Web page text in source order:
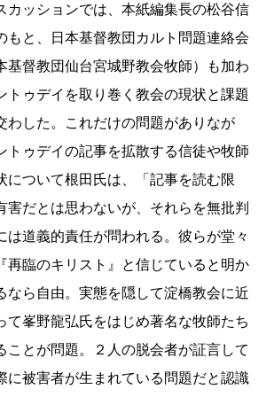
カッションでは、本紙編集長の松谷信
もと、日本基督教団カルト問題連絡会
基督教団仙台宮城野教会牧師）も加わ
トゥデイを取り巻く教会の現状と課題
わした。これだけの問題がありなが
トゥデイの記事を拡散する信徒や牧師
について根田氏は、「記事を読む限
害だとは思わないが、それらを無批判
は道義的責任が問われる。彼らが堂々
再臨のキリスト』と信じていると明か
なら自由。実態を隠して淀橋教会に近
て峯野龍弘氏をはじめ著名な牧師たち
ことが問題。２人の脱会者が証言して
に被害者が生まれている問題だと認識